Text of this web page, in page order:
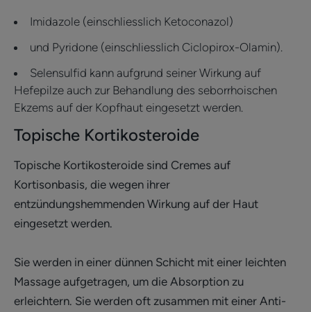
Imidazole (einschliesslich Ketoconazol)
und Pyridone (einschliesslich Ciclopirox-Olamin).
Selensulfid kann aufgrund seiner Wirkung auf
Hefepilze auch zur Behandlung des seborrhoischen
Ekzems auf der Kopfhaut eingesetzt werden.
Topische Kortikosteroide
Topische Kortikosteroide sind Cremes auf
Kortisonbasis, die wegen ihrer
entzündungshemmenden Wirkung auf der Haut
eingesetzt werden.
Sie werden in einer dünnen Schicht mit einer leichten
Massage aufgetragen, um die Absorption zu
erleichtern. Sie werden oft zusammen mit einer Anti-